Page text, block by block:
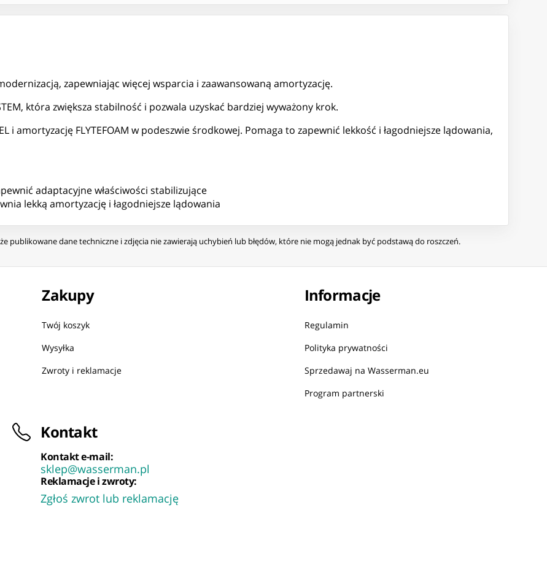
zapewniając więcej wsparcia i zaawansowaną amortyzację.
która zwiększa stabilność i pozwala uzyskać bardziej wyważony krok.
i amortyzację FLYTEFOAM w podeszwie środkowej. Pomaga to zapewnić lekkość i łagodniejsze lądowania,
adaptacyjne właściwości stabilizujące
lekką amortyzację i łagodniejsze lądowania
publikowane dane techniczne i zdjęcia nie zawierają uchybień lub błędów, które nie mogą jednak być podstawą do roszczeń.
Zakupy
Twój koszyk
Wysyłka
Zwroty i reklamacje
Informacje
Regulamin
Polityka prywatności
Sprzedawaj na Wasserman.eu
Program partnerski
Kontakt
Kontakt e-mail:
sklep@wasserman.pl
Reklamacje i zwroty:
Zgłoś zwrot lub reklamację